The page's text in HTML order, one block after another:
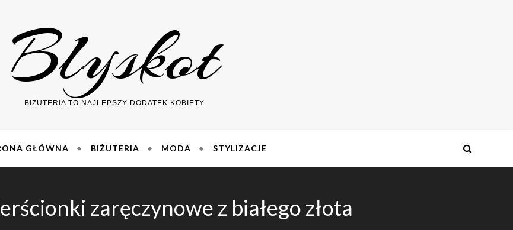
Blyskot
BIŻUTERIA TO NAJLEPSZY DODATEK KOBIETY
GŁÓWNA BIŻUTERIA MODA STYLIZACJE
zaręczynowe z białego złota